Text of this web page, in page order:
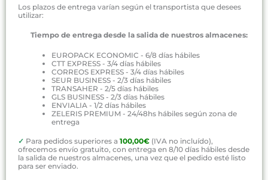
Los plazos de entrega varían según el transportista que desees
utilizar:
Tiempo de entrega desde la salida de nuestros almacenes:
EUROPACK ECONOMIC - 6/8 días hábiles
CTT EXPRESS - 3/4 días hábiles
CORREOS EXPRESS - 3/4 días hábiles
SEUR BUSINESS - 2/3 días hábiles
TRANSAHER - 2/5 días hábiles
GLS BUSINESS - 2/3 días hábiles
ENVIALIA - 1/2 días hábiles
ZELERIS PREMIUM - 24/48hs hábiles según zona de
entrega
✓ Para pedidos superiores a 100,00€ (IVA no incluído),
ofrecemos envío gratuito, con entrega en 8/10 días hábiles desde
la salida de nuestros almacenes, una vez que el pedido esté listo
para ser enviado.